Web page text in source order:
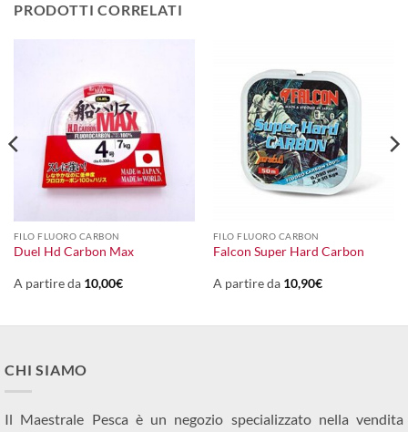
PRODOTTI CORRELATI
FILO FLUORO CARBON
Duel Hd Carbon Max
A partire da 10,00€
FILO FLUORO CARBON
Falcon Super Hard Carbon
A partire da 10,90€
CHI SIAMO
Il Maestrale Pesca è un negozio specializzato nella vendita